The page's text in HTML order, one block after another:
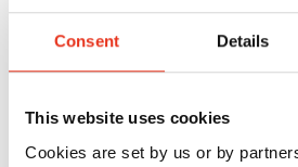
Consent Details
This website uses cookies
Cookies are set by us or by
HSM VK
1206
6618001